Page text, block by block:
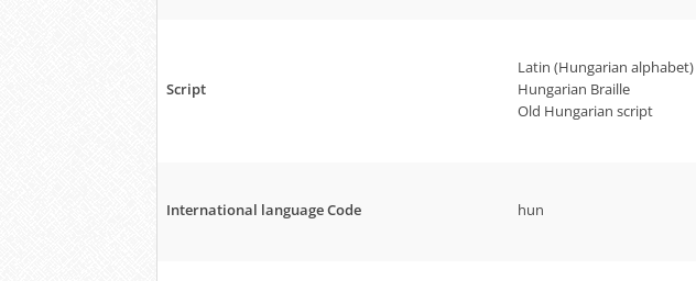
Script
Latin (Hungarian alphabet)
Hungarian Braille
Old Hungarian script
International language Code hun